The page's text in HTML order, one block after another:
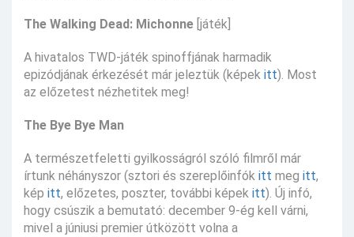
The Walking Dead: Michonne [játék]
A hivatalos TWD-játék spinoffjának harmadik
epizódjának érkezését már jeleztük (képek itt). Most
az előzetest nézhetitek meg!
The Bye Bye Man
A természetfeletti gyilkosságról szóló filmről már
írtunk néhányszor (sztori és szereplőinfók itt meg itt,
kép itt, előzetes, poszter, további képek itt). Új infó,
hogy csúszik a bemutató: december 9-ég kell várni,
mivel a júniusi premier útközött volna a